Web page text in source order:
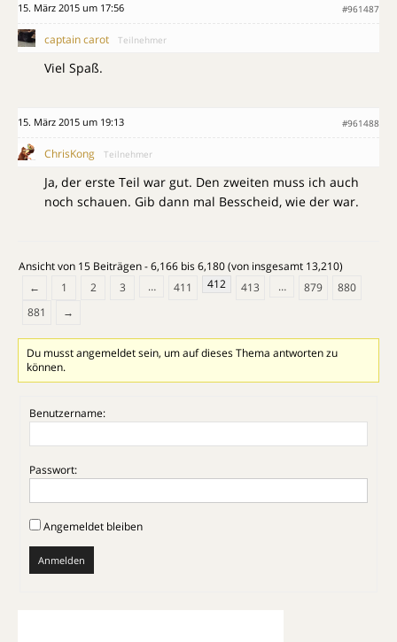
15. März 2015 um 17:56 #961487
captain carot Teilnehmer
Viel Spaß.
15. März 2015 um 19:13 #961488
ChrisKong Teilnehmer
Ja, der erste Teil war gut. Den zweiten muss ich auch
noch schauen. Gib dann mal Besscheid, wie der war.
Ansicht von 15 Beiträgen - 6,166 bis 6,180 (von insgesamt 13,210)
←
1 2 3 … 411 412 413 … 879
880
881
→
Du musst angemeldet sein, um auf dieses Thema antworten zu
können.
Benutzername:
Passwort:
Angemeldet bleiben
Anmelden